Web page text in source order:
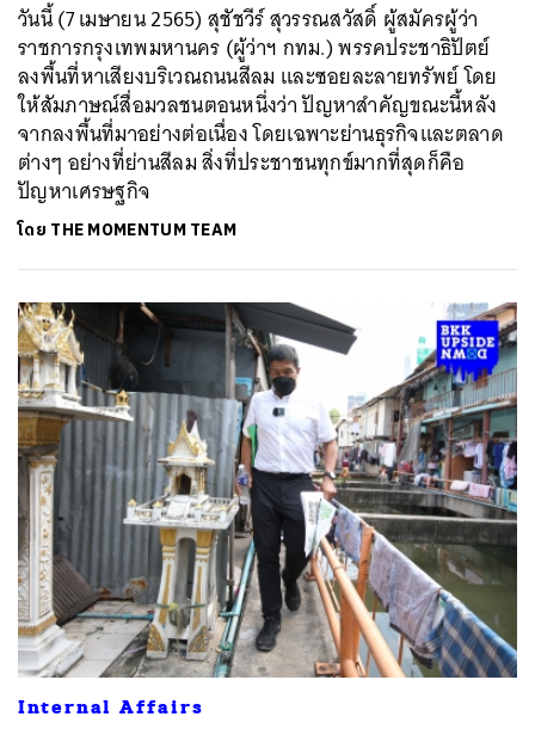
วันนี้ (7 เมษายน 2565) สุชัชวีร์ สุวรรณสวัสดิ์ ผู้สมัครผู้ว่า
ราชการกรุงเทพมหานคร (ผู้ว่าฯ กทม.) พรรคประชาธิปัตย์
ลงพื้นที่หาเสียงบริเวณถนนสีลม และซอยละลายทรัพย์ โดย
ให้สัมภาษณ์สื่อมวลชนตอนหนึ่งว่า ปัญหาสำคัญขณะนี้หลัง
จากลงพื้นที่มาอย่างต่อเนื่อง โดยเฉพาะย่านธุรกิจและตลาด
ต่างๆ อย่างที่ย่านสีลม สิ่งที่ประชาชนทุกข์มากที่สุดก็คือ
ปัญหาเศรษฐกิจ
โดย THE MOMENTUM TEAM
Internal Affairs